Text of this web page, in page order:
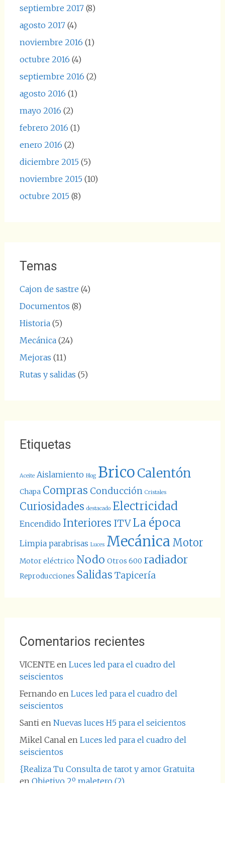
septiembre 2017(8)
agosto 2017(4)
noviembre 2016 (1)
octubre 2016 (4)
septiembre 2016 (2)
agosto 2016 (1)
mayo 2016 (2)
febrero 2016 (1)
enero 2016 (2)
diciembre 2015(5)
noviembre 2015(10)
octubre 2015(8)
Temas
Cajon de sastre (4)
Documentos (8)
Historia(5)
Mecánica(24)
Mejoras (11)
Rutas y salidas (5)
Etiquetas
Aceite Aislamiento Blog BricoCalentón
Chapa Compras Conducción Cristales
Curiosidades destacado Electricidad
Encendido Interiores ITV La época
Limpia parabrisas Luces MecánicaMotor
Motor eléctrico Nodo Otros 600 radiador
Reproducciones Salidas Tapicería
Comentarios recientes
VICENTEen Luces led para el cuadro del
seiscientos
Fernando en Luces led para el cuadro del
seiscientos
Santien Nuevas luces H5 para el seicientos
Mikel Canalen Luces led para el cuadro del
seiscientos
{Realiza Tu Consulta de tarot y amor Gratuita
en Objetivo 2º maletero (2)